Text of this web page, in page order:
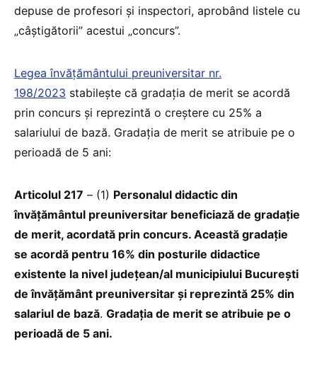
depuse de profesori și inspectori, aprobând listele cu
„câștigătorii” acestui „concurs”.
Legea învățământului preuniversitar nr.
198/2023 stabilește că gradaţia de merit se acordă
prin concurs și reprezintă o creștere cu 25% a
salariului de bază. Gradația de merit se atribuie pe o
perioadă de 5 ani:
Articolul 217 – (1) Personalul didactic din
învățământul preuniversitar beneficiază de gradație
de merit, acordată prin concurs. Această gradație
se acordă pentru 16% din posturile didactice
existente la nivel județean/al municipiului București
de învățământ preuniversitar și reprezintă 25% din
salariul de bază. Gradația de merit se atribuie pe o
perioadă de 5 ani.